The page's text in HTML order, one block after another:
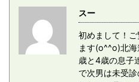
スー
初めまして！
ます(o^^o)北
歳と4歳の息子
で次男は未受